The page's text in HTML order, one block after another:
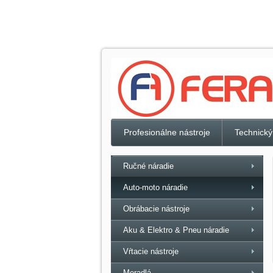
Profesionálne nástroje
Ručné náradie
Auto-moto náradie
Obrábacie nástroje
Aku & Elektro & Pneu náradie
Vŕtacie nástroje